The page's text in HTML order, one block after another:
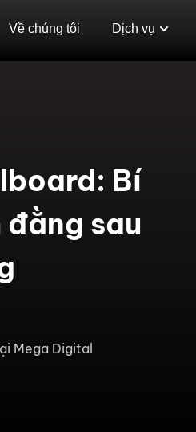
Về chúng tôi Dịch vụ
Bí
sau
Mega Digital